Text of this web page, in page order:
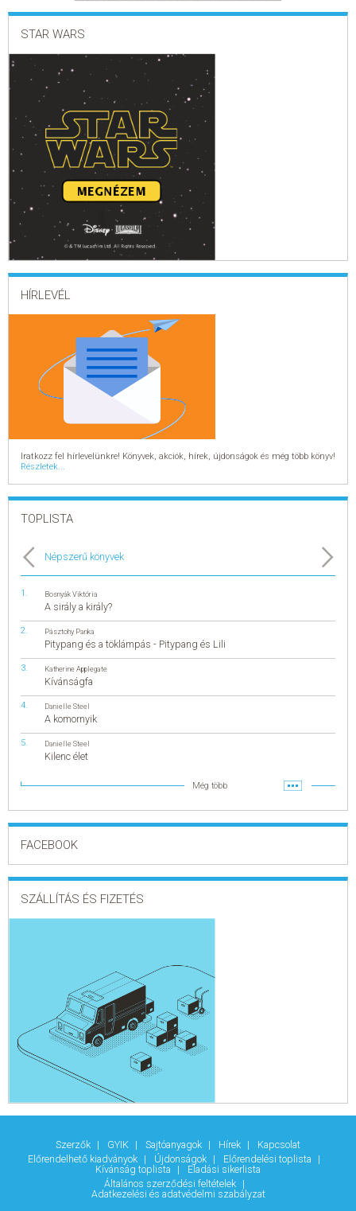
STAR WARS
HÍRLEVÉL
Iratkozz fel hírlevelünkre! Könyvek, akciók, hírek, újdonságok és még több könyv!
Részletek...
TOPLISTA
Népszerű könyvek
Bosnyák Viktória
A sirály a király?
Pásztohy Panka
Pitypang és a töklámpás - Pitypang és Lili
Katherine Applegate
Kívánságfa
Danielle Steel
A komornyik
Danielle Steel
Kilenc élet
Még több
FACEBOOK
SZÁLLÍTÁS ÉS FIZETÉS
Szerzők GYIK Sajtóanyagok Hírek
Kapcsolat
Előrendelhető kiadványok
Újdonságok
Előrendelési toplista
Kívánság toplista
Eladási sikerlista
Általános szerződési feltételek
Adatkezelési és adatvédelmi szabályzat